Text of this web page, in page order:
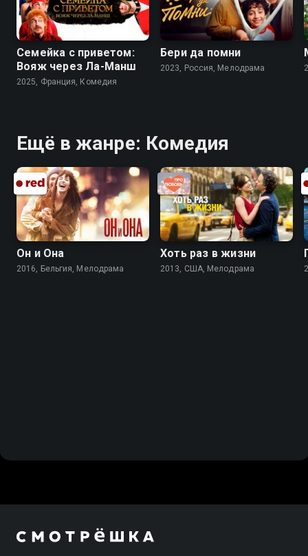
Семейка с приветом:
Вояж через Ла-Манш
2025, Франция, Комедия
Бери да помни
2023, Россия, Мелодрама
Ещё в жанре: Комедия
Он и Она
2016, Бельгия, Мелодрама
Хоть раз в жизни
2013, США, Мелодрама